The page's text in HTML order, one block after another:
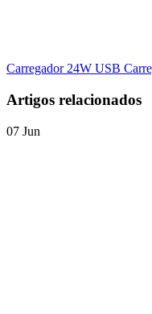
Carregador 24W USB
Artigos relacionados
07 Jun